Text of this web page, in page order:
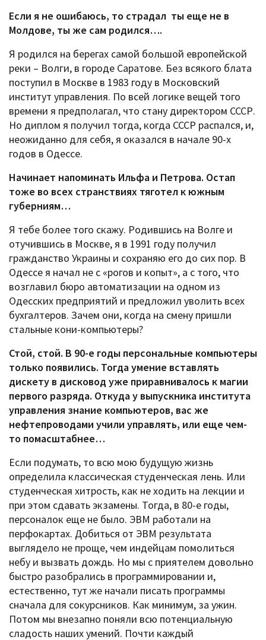
Если я не ошибаюсь, то страдал ты еще не в
Молдове, ты же сам родился….
Я родился на берегах самой большой европейской
реки – Волги, в городе Саратове. Без всякого блата
поступил в Москве в 1983 году в Московский
институт управления. По всей логике вещей того
времени я предполагал, что стану директором СССР.
Но диплом я получил тогда, когда СССР распался, и,
неожиданно для себя, я оказался в начале 90-х
годов в Одессе.
Начинает напоминать Ильфа и Петрова. Остап
тоже во всех странствиях тяготел к южным
губерниям…
Я тебе более того скажу. Родившись на Волге и
отучившись в Москве, я в 1991 году получил
гражданство Украины и сохраняю его до сих пор. В
Одессе я начал не с «рогов и копыт», а с того, что
возглавил бюро автоматизации на одном из
Одесских предприятий и предложил уволить всех
бухгалтеров. Зачем они, когда на смену пришли
стальные кони-компьютеры?
Стой, стой. В 90-е годы персональные компьютеры
только появились. Тогда умение вставлять
дискету в дисковод уже приравнивалось к магии
первого разряда. Откуда у выпускника института
управления знание компьютеров, вас же
нефтепроводами учили управлять, или еще чем-
то помасштабнее…
Если подумать, то всю мою будущую жизнь
определила классическая студенческая лень. Или
студенческая хитрость, как не ходить на лекции и
при этом сдавать экзамены. Тогда, в 80-е годы,
персоналок еще не было. ЭВМ работали на
перфокартах. Добиться от ЭВМ результата
выглядело не проще, чем индейцам помолиться
небу и вызвать дождь. Но мы с приятелем довольно
быстро разобрались в программировании и,
естественно, тут же начали писать программы
сначала для сокурсников. Как минимум, за ужин.
Потом мы внезапно поняли всю потенциальную
сладость наших умений. Почти каждый